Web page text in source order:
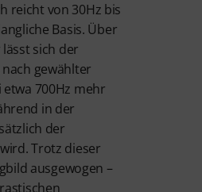
reicht von 30Hz bis
Basis. Über
sich der
gewählter
700Hz mehr
in der
der
Trotz dieser
ausgewogen –